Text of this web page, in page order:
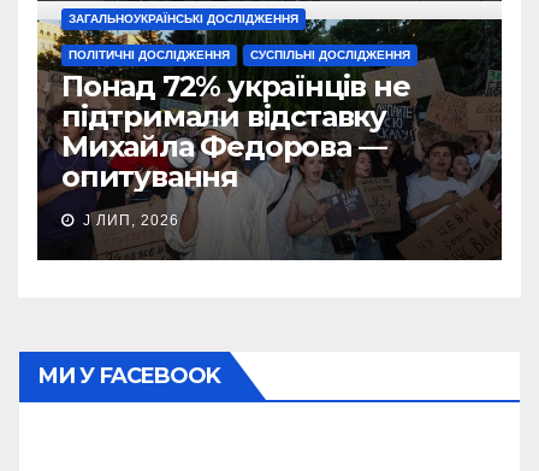
ЗАГАЛЬНОУКРАЇНСЬКІ ДОСЛІДЖЕННЯ
ПОЛІТИЧНІ ДОСЛІДЖЕННЯ СУСПІЛЬНІ ДОСЛІДЖЕННЯ
Понад 72% українців не
підтримали відставку
Михайла Федорова —
опитування
J ЛИП, 2026
МИ У FACEBOOK